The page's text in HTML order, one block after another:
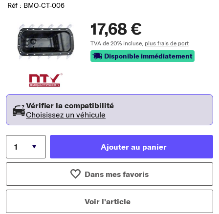
Réf : BMO-CT-006
17,68 €
TVA de 20% incluse, plus frais de port
Disponible immédiatement
Vérifier la compatibilité
Choisissez un véhicule
Ajouter au panier
Dans mes favoris
Voir l'article